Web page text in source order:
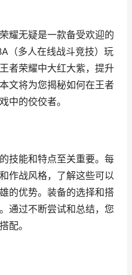
耀无疑是一款备受欢迎的
（多人在线战斗竞技）玩
者荣耀中大红大紫，提升
文将为您揭秘如何在王者
中的佼佼者。
技能和特点至关重要。每
作战风格，了解这些可以
的优势。装备的选择和搭
通过不断尝试和总结，您
配。